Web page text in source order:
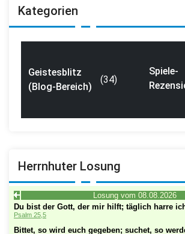
Kategorien
Geistesblitz
(Blog-Bereich)
(34)
Spiele-
Herrnhuter Losung